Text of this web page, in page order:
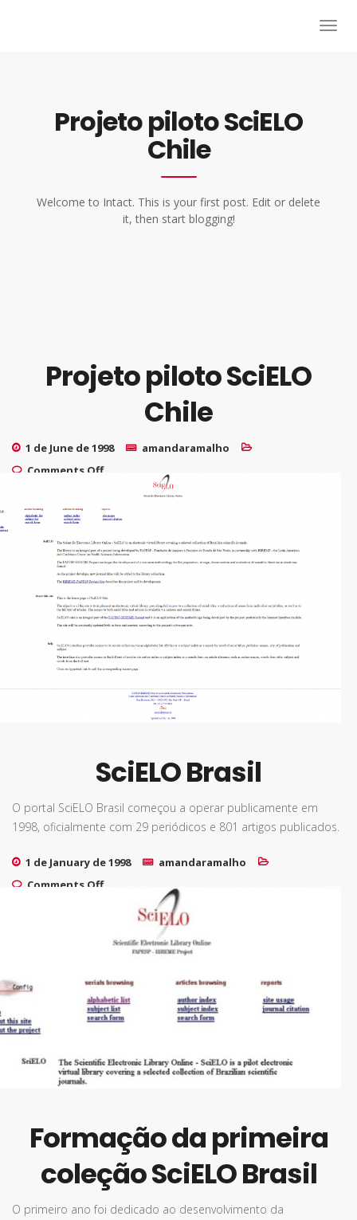
Projeto piloto SciELO
Chile
Welcome to Intact. This is your first post. Edit or delete
it, then start blogging!
Projeto piloto SciELO
Chile
1 de June de 1998
amandaramalho
Comments Offon Projeto piloto SciELO Chile
SciELO Brasil
O portal SciELO Brasil começou a operar publicamente em
1998, oficialmente com 29 periódicos e 801 artigos publicados.
1 de January de 1998
amandaramalho
Comments Offon SciELO Brasil
Formação da primeira
coleção SciELO Brasil
O primeiro ano foi dedicado ao desenvolvimento da